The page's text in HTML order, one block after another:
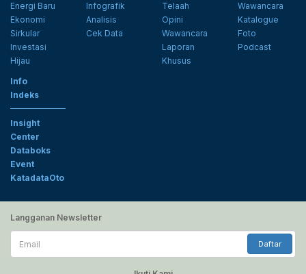
Energi Baru
Ekonomi
Sirkular
Investasi
Hijau
Infografik
Analisis
Cek Data
Telaah
Opini
Wawancara
Laporan
Khusus
Wawancara
Katalogue
Foto
Podcast
Info
Indeks
Insight
Center
Databoks
Event
KatadataOto
Langganan Newsletter
Email
Daftar